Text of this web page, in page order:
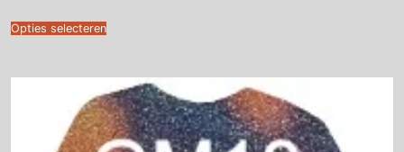
€21.50
Opties selecteren